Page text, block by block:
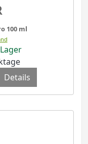
100 ml
Details